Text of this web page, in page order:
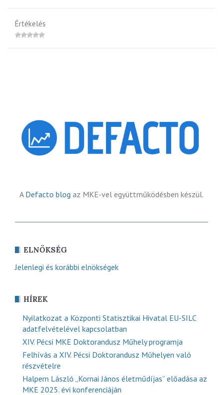
Értékelés
A Defacto blog az MKE-vel együttműködésben készül.
ELNÖKSÉG
Jelenlegi és korábbi elnökségek
HÍREK
Nyilatkozat a Központi Statisztikai Hivatal EU-SILC
adatfelvételével kapcsolatban
XIV. Pécsi MKE Doktorandusz Műhely programja
Felhívás a XIV. Pécsi Doktorandusz Műhelyen való
részvételre
Halpern László „Kornai János életműdíjas” előadása az
MKE 2025. évi konferenciáján